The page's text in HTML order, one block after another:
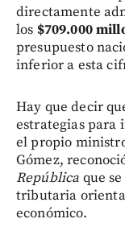
directamente
los $709.000
presupuesto
inferior a esta
Hay que decir
estrategias para
el propio
Gómez,
República que
tributaria
económico.